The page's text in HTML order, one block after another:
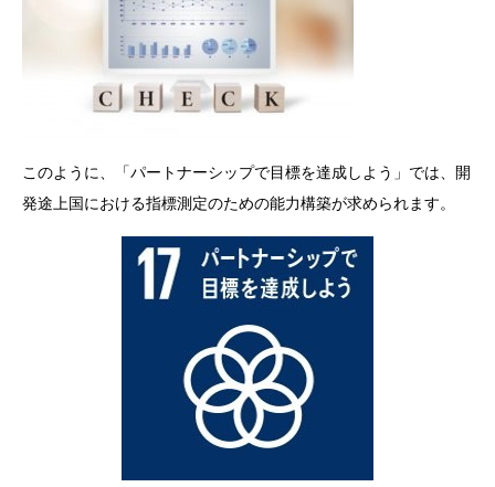
このように、「パートナーシップで目標を達成しよう」では、開
発途上国における指標測定のための能力構築が求められます。